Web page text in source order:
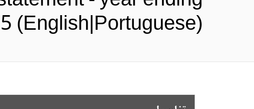
(English|Portuguese)